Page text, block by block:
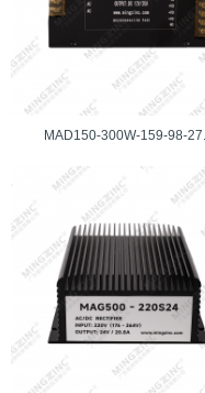
MAD150-300W-159-98-